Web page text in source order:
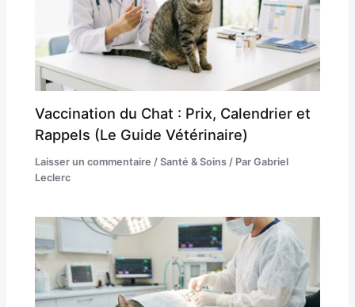
Vaccination du Chat : Prix, Calendrier et
Rappels (Le Guide Vétérinaire)
Laisser un commentaire /Santé & Soins / ParGabriel
Leclerc